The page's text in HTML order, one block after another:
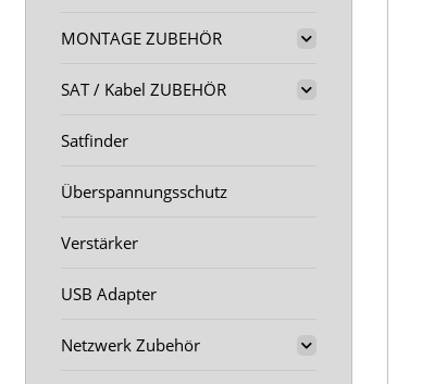
MONTAGE ZUBEHÖR
SAT / Kabel ZUBEHÖR
Satfinder
Überspannungsschutz
Verstärker
USB Adapter
Netzwerk Zubehör